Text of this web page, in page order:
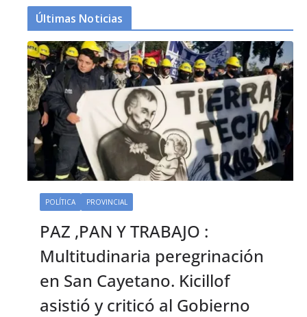
Últimas Noticias
POLÍTICA PROVINCIAL
PAZ ,PAN Y TRABAJO :
Multitudinaria peregrinación
en San Cayetano. Kicillof
asistió y criticó al Gobierno